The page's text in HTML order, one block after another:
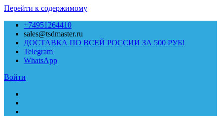
Перейти к содержимому
+74951264410
sales@tsdmaster.ru
ДОСТАВКА ПО ВСЕЙ РОССИИ ЗА 500 РУБ!
Telegram
WhatsApp
Войти